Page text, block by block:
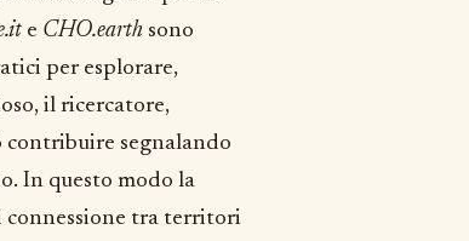
e CHO.earth sono
per esplorare,
il ricercatore,
segnalando
In questo modo la
connessione tra territori